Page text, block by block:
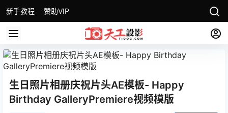
新手教程 赞助VIP
生日照片相册庆祝片头AE模板- Happy
Birthday GalleryPremiere视频模版